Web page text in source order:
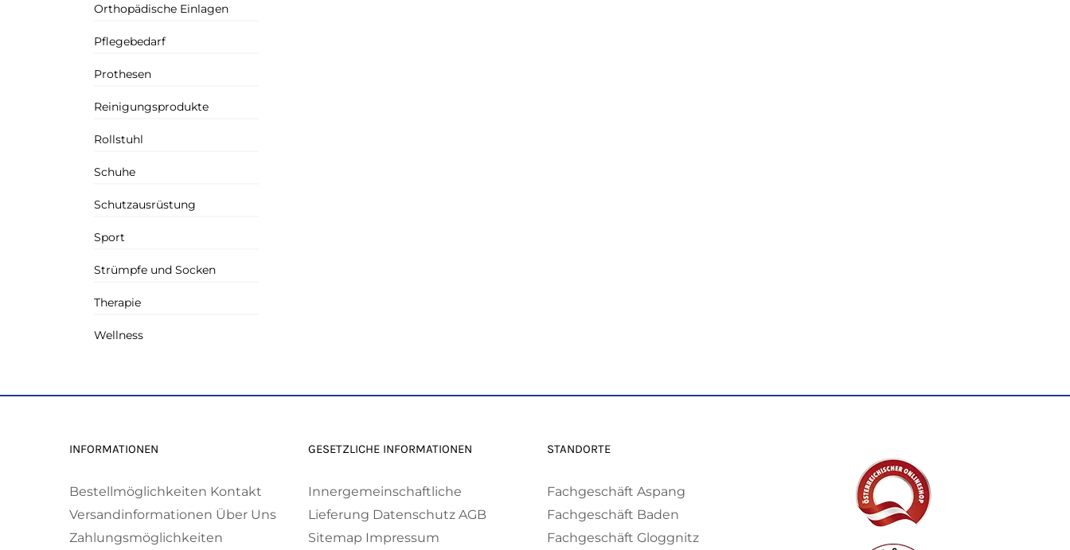
Orthopädische Einlagen
Pflegebedarf
Prothesen
Reinigungsprodukte
Rollstuhl
Schuhe
Schutzausrüstung
Sport
Strümpfe und Socken
Therapie
Wellness
INFORMATIONEN
Bestellmöglichkeiten Kontakt
Versandinformationen Über Uns
Zahlungsmöglichkeiten
GESETZLICHE INFORMATIONEN
Innergemeinschaftliche
Lieferung Datenschutz AGB
Sitemap Impressum
STANDORTE
Fachgeschäft Aspang
Fachgeschäft Baden
Fachgeschäft Gloggnitz